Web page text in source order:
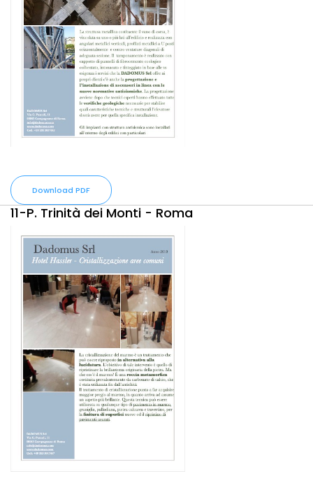
Download PDF
11-P. Trinità dei Monti - Roma